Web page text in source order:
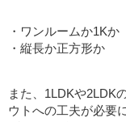
・ワンルームか1Kか
・縦長か正方形か
また、1LDKや2LDK
ウトへの工夫が必要